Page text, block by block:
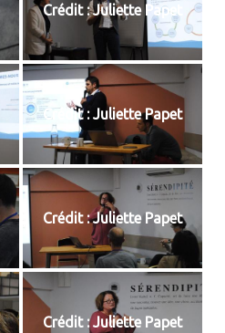
Crédit : Juliette Papet
Crédit : Juliette Papet
Crédit : Juliette Papet
Crédit : Juliette Papet